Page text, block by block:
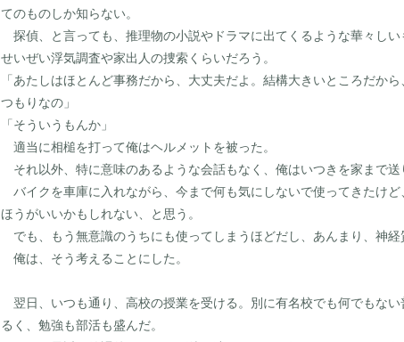
てのものしか知らない。
探偵、と言っても、推理物の小説やドラマに出てくるような華々しい
せいぜい浮気調査や家出人の捜索くらいだろう。
「あたしはほとんど事務だから、大丈夫だよ。結構大きいところだか
つもりなの」
「そういうもんか」
適当に相槌を打って俺はヘルメットを被った。
それ以外、特に意味のあるような会話もなく、俺はいつきを家まで送
バイクを車庫に入れながら、今まで何も気にしないで使ってきたけ
ほうがいいかもしれない、と思う。
でも、もう無意識のうちにも使ってしまうほどだし、あんまり、神経
俺は、そう考えることにした。
翌日、いつも通り、高校の授業を受ける。別に有名校でも何でもな
るく、勉強も部活も盛んだ。